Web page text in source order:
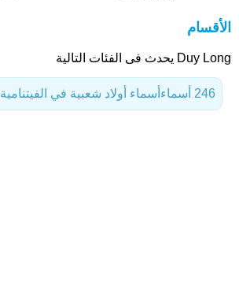
الأقسام
Duy Long يحدث فى الفئات التالية
أسماء أولاد شعبية في الفيتنامية 246 أسماء